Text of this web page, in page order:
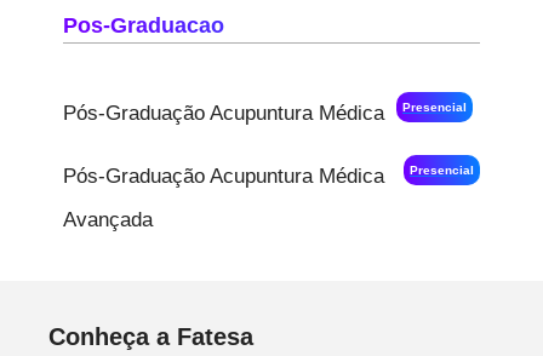
Pos-Graduacao
Pós-Graduação Acupuntura Médica Presencial
Pós-Graduação Acupuntura Médica
Avançada
Presencial
Conheça a Fatesa